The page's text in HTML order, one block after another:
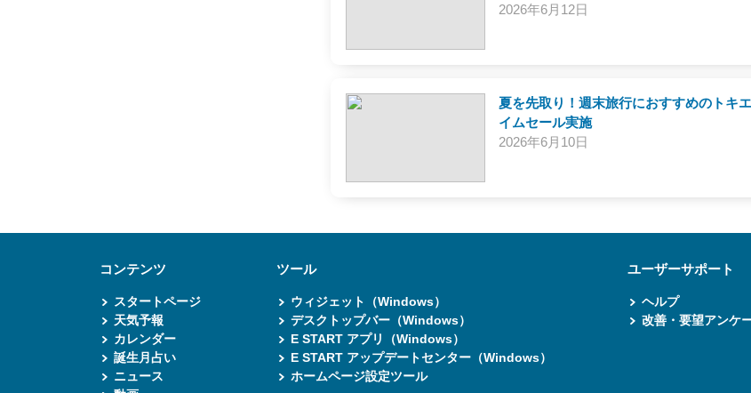
2026年6月12日
夏を先取り！週末旅行におすすめのトキ
イムセール実施
2026年6月10日
コンテンツ
スタートページ
天気予報
カレンダー
誕生月占い
ニュース
ツール
ウィジェット（Windows）
デスクトップバー（Windows）
E START アプリ（Windows）
E START アップデートセンター（Windows）
ホームページ設定ツール
ユーザーサポート
ヘルプ
改善・要望アンケ